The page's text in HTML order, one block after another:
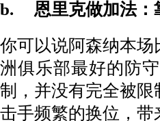
b. 恩里克做加法：
你可以说阿森纳本
洲俱乐部最好的防
制，并没有完全被
击手频繁的换位，